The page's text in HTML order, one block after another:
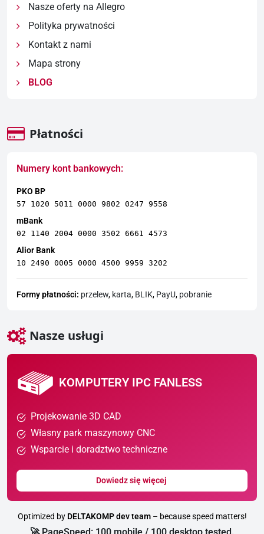
Nasze oferty na Allegro
Polityka prywatności
Kontakt z nami
Mapa strony
BLOG
Płatności
Numery kont bankowych:
PKO BP
57 1020 5011 0000 9802 0247 9558
mBank
02 1140 2004 0000 3502 6661 4573
Alior Bank
10 2490 0005 0000 4500 9959 3202
Formy płatności: przelew, karta, BLIK, PayU, pobranie
Nasze usługi
KOMPUTERY IPC FANLESS
Projekowanie 3D CAD
Własny park maszynowy CNC
Wsparcie i doradztwo techniczne
Dowiedz się więcej
Optimized by DELTAKOMP dev team– because speed matters!